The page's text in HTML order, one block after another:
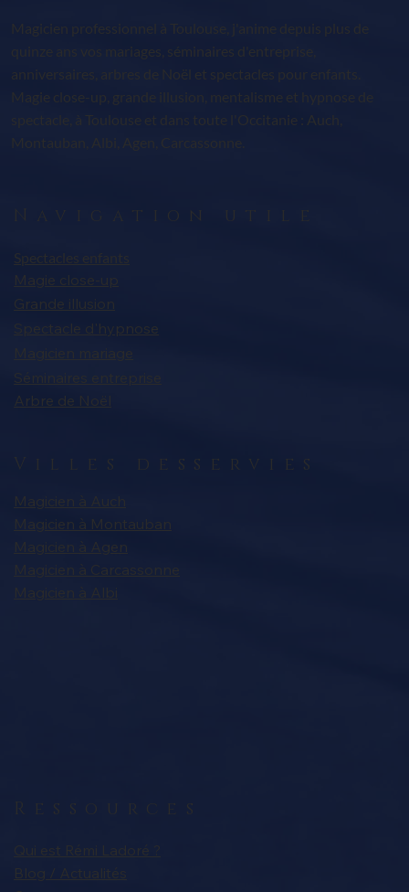
Magicien professionnel à Toulouse, j'anime depuis plus de
quinze ans vos mariages, séminaires d'entreprise,
anniversaires, arbres de Noël et spectacles pour enfants.
Magie close-up, grande illusion, mentalisme et hypnose de
spectacle, à Toulouse et dans toute l'Occitanie : Auch,
Navigation utile
Spectacles enfants
Magie close-up
Grande illusion
Spectacle d'hypnose
Séminaires entreprise
Arbre de Noël
Villes desservies
Magicien à Auch
Magicien à Montauban
Magicien à Agen
Magicien à Carcassonne
Ressources
Blog / Actualités